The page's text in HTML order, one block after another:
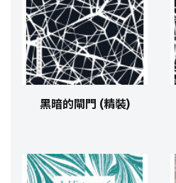
黑暗的閘門 (精裝)